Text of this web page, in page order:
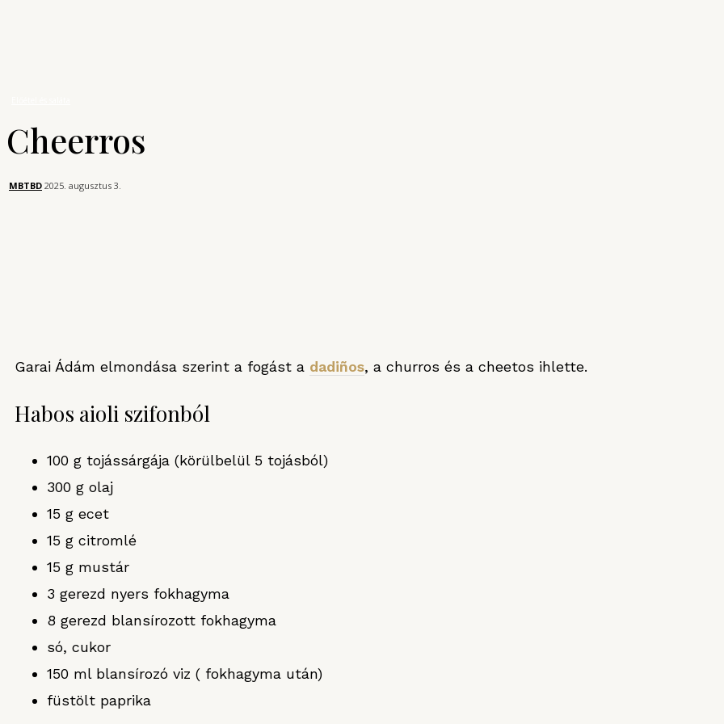
Cheerros
MBTBD 2025. augusztus 3.
Garai Ádám elmondása szerint a fogást a dadiños, a churros és a cheetos ihlette.
Habos aioli szifonból
100 g tojássárgája (körülbelül 5 tojásból)
300 g olaj
15 g ecet
15 g citromlé
15 g mustár
3 gerezd nyers fokhagyma
8 gerezd blansírozott fokhagyma
só, cukor
150 ml blansírozó viz ( fokhagyma után)
füstölt paprika